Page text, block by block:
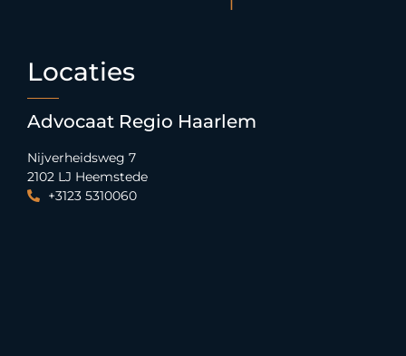
Locaties
Advocaat Regio Haarlem
Nijverheidsweg 7
2102 LJ Heemstede
+3123 5310060